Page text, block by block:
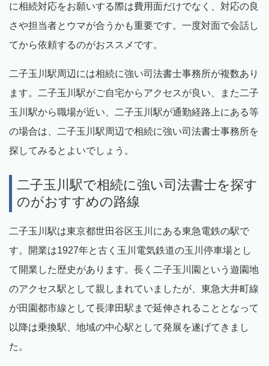
に相続対応をお願いする際は費用面だけでなく、対応の良
さや担当者とウマが合うかも重要です。一度対面で会話し
てから依頼するのがおススメです。
二子玉川駅周辺には相続に強い司法書士事務所が複数あり
ます。二子玉川駅がご自宅からアクセスが良い、また二子
玉川駅から職場が近い、二子玉川駅が通勤経路上にある等
の場合は、二子玉川駅周辺で相続に強い司法書士事務所を
探してみるとよいでしょう。
二子玉川駅で相続に強い司法書士を探す
のがおすすめの路線
二子玉川駅は東京都世田谷区玉川にある東急電鉄の駅で
す。開業は1927年と古く玉川電気鉄道の玉川停車場とし
て開業した歴史があります。長く二子玉川園という遊園地
のアクセス駅として親しまれていましたが、東急大井町線
が田園都市線として長津田駅まで延伸されることとなって
以降は乗換駅、地域の中心駅として発展を遂げてきまし
た。